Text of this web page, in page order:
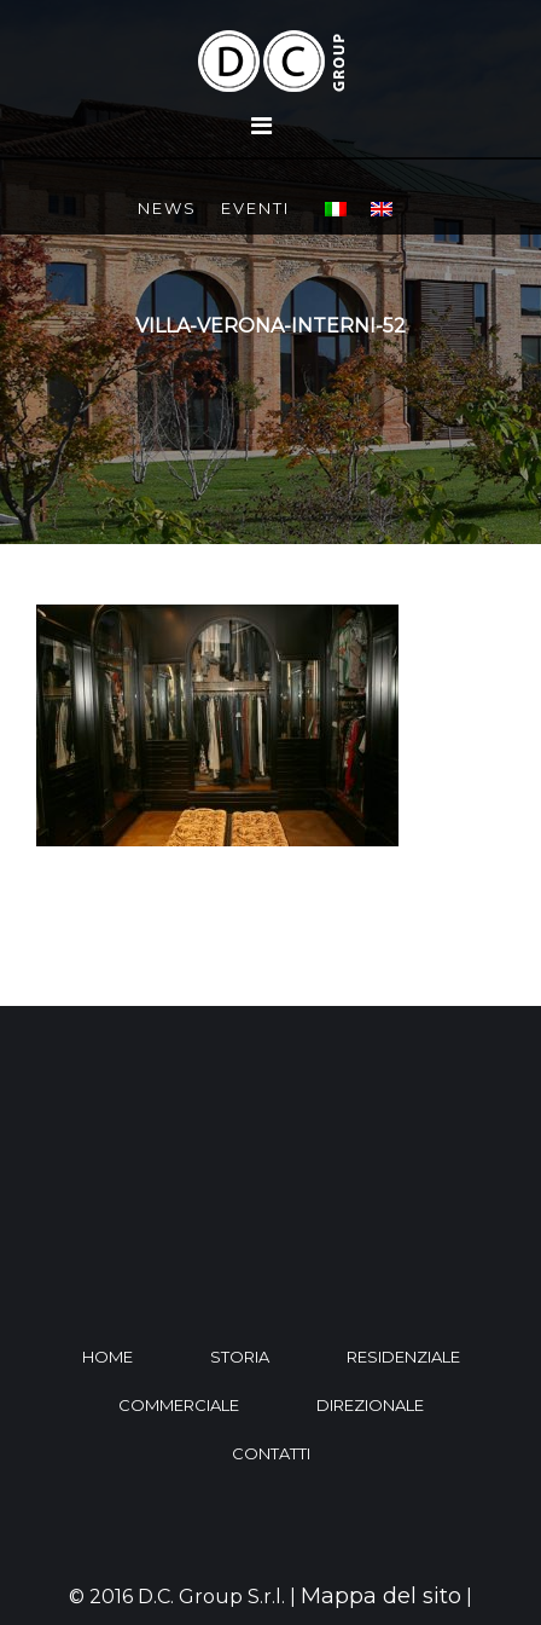
NEWS EVENTI
VILLA-VERONA-INTERNI-52
HOME STORIA RESIDENZIALE
COMMERCIALE DIREZIONALE
CONTATTI
© 2016 D.C. Group S.r.l. | Mappa del sito